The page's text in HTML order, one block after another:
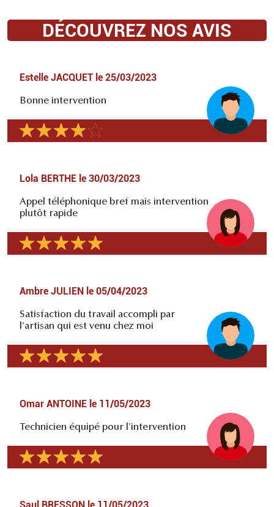
DÉCOUVREZ NOS AVIS
Estelle JACQUET le 25/03/2023
Bonne intervention
Lola BERTHE le 30/03/2023
Appel téléphonique bref mais intervention
plutôt rapide
Ambre JULIEN le 05/04/2023
Satisfaction du travail accompli par
l'artisan qui est venu chez moi
Omar ANTOINE le 11/05/2023
Technicien équipé pour l'intervention